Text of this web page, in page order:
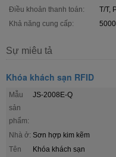
Điều khoản thanh toán:
T/T,
Khả năng cung cấp:
Sự miêu tả
Khóa khách sạn RFID
Mẫu
sản
phẩm:
JS-2008E-Q
Nhà ở: Sơn hợp kim kẽm
Tên
Khóa khách sạn